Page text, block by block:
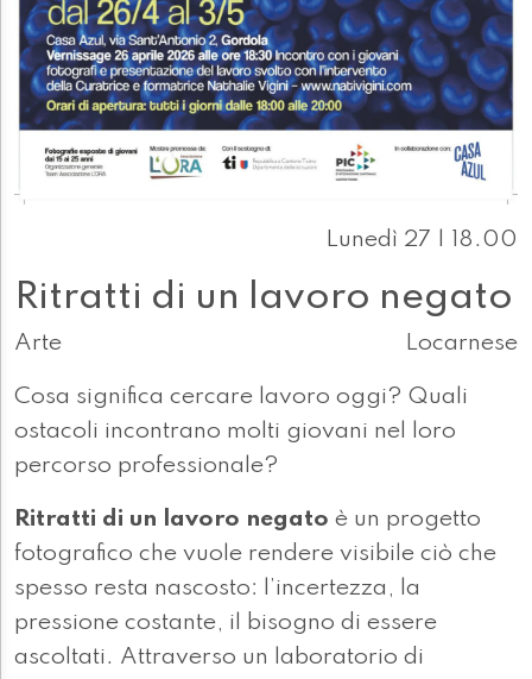
Lunedì 27 | 18.00
Ritratti di un lavoro negato
Arte Locarnese
Cosa significa cercare lavoro oggi? Quali
ostacoli incontrano molti giovani nel loro
percorso professionale?
Ritratti di un lavoro negato è un progetto
fotografico che vuole rendere visibile ciò che
spesso resta nascosto: l’incertezza, la
pressione costante, il bisogno di essere
ascoltati. Attraverso un laboratorio di